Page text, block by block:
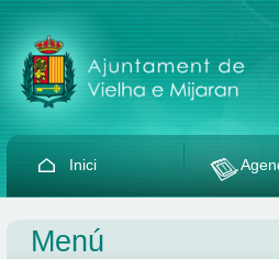
Inici
Menú